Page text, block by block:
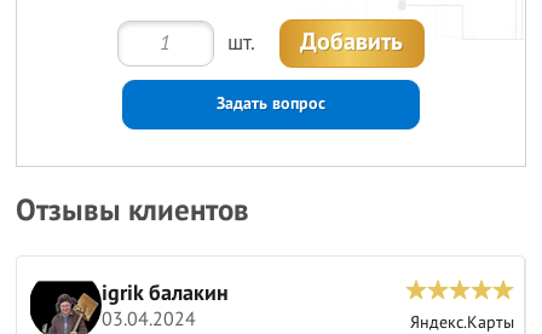
шт. Добавить
Задать вопрос
Отзывы клиентов
igrik балакин
03.04.2024 Яндекс.Карты